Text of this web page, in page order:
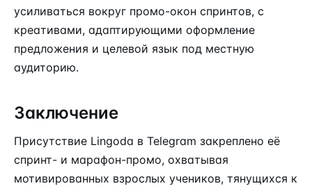
усиливаться вокруг промо-окон спринтов, с
креативами, адаптирующими оформление
предложения и целевой язык под местную
аудиторию.
Заключение
Присутствие Lingoda в Telegram закреплено её
спринт- и марафон-промо, охватывая
мотивированных взрослых учеников, тянущихся к